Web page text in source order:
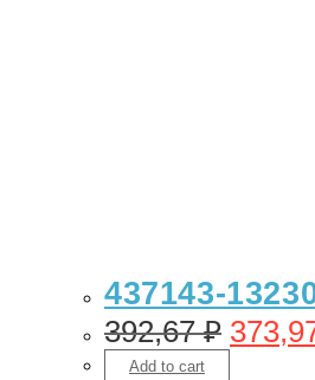
437143-
392,67₽
Add to cart